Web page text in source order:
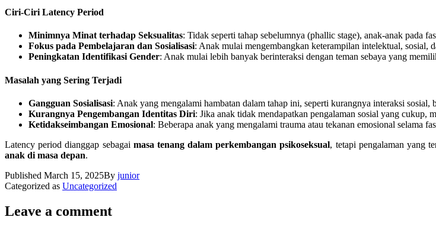
Ciri-Ciri Latency Period
Minimnya Minat terhadap Seksualitas: Tidak seperti tahap sebelumnya (phallic stage), anak-anak pada
Fokus pada Pembelajaran dan Sosialisasi: Anak mulai mengembangkan keterampilan intelektual, sosial,
Peningkatan Identifikasi Gender: Anak mulai lebih banyak berinteraksi dengan teman sebaya yang
Masalah yang Sering Terjadi
Gangguan Sosialisasi: Anak yang mengalami hambatan dalam tahap ini, seperti kurangnya interaksi sosial,
Kurangnya Pengembangan Identitas Diri: Jika anak tidak mendapatkan pengalaman sosial yang cukup,
Ketidakseimbangan Emosional: Beberapa anak yang mengalami trauma atau tekanan emosional selama
Latency period dianggap sebagai masa tenang dalam perkembangan psikoseksual, tetapi pengalaman yang
anak di masa depan.
Published March 15, 2025By junior
Categorized as Uncategorized
Leave a comment